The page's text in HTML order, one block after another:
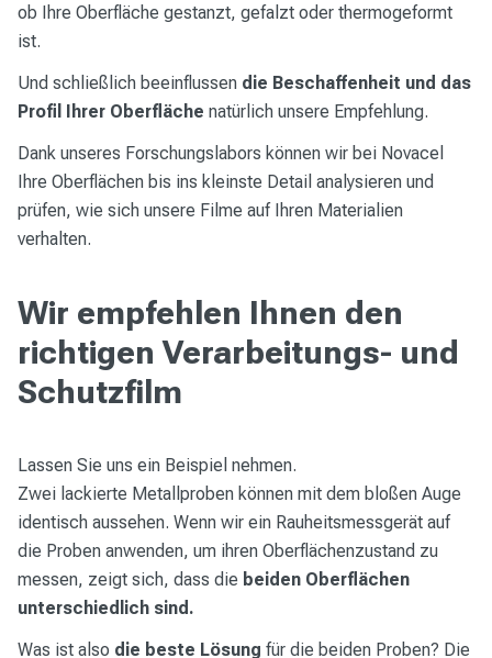
ob Ihre Oberfläche gestanzt, gefalzt oder thermogeformt
ist.
Und schließlich beeinflussen die Beschaffenheit und das
Profil Ihrer Oberfläche natürlich unsere Empfehlung.
Dank unseres Forschungslabors können wir bei Novacel
Ihre Oberflächen bis ins kleinste Detail analysieren und
prüfen, wie sich unsere Filme auf Ihren Materialien
verhalten.
Wir empfehlen Ihnen den
richtigen Verarbeitungs- und
Schutzfilm
Lassen Sie uns ein Beispiel nehmen.
Zwei lackierte Metallproben können mit dem bloßen Auge
identisch aussehen. Wenn wir ein Rauheitsmessgerät auf
die Proben anwenden, um ihren Oberflächenzustand zu
messen, zeigt sich, dass die beiden Oberflächen
unterschiedlich sind.
Was ist also die beste Lösung für die beiden Proben? Die